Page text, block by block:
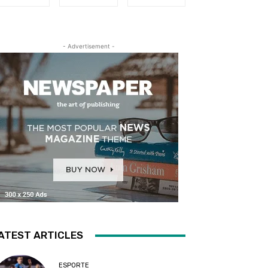
- Advertisement -
ARTICLES
ESPORTE